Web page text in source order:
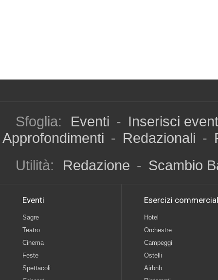
Sfoglia: Eventi - Inserisci
Approfondimenti - Redazionali -
Utilità:
Redazione - Scambio
Eventi
Sagre
Teatro
Cinema
Feste
Spettacoli
Esercizi
Hotel
Orchestre
Campeggi
Ostelli
Airbnb